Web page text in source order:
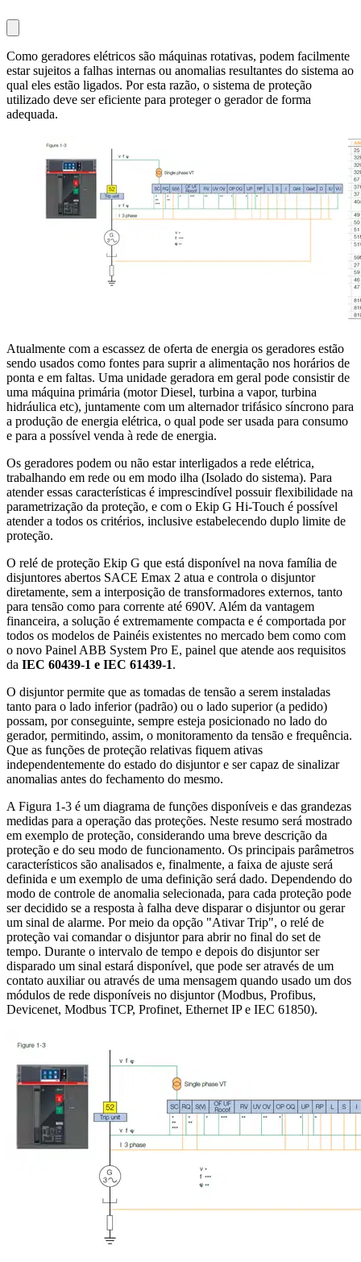
Como geradores elétricos são máquinas rotativas, podem facilmente
estar sujeitos a falhas internas ou anomalias resultantes do sistema ao
qual eles estão ligados. Por esta razão, o sistema de proteção
utilizado deve ser eficiente para proteger o gerador de forma
adequada.
Atualmente com a escassez de oferta de energia os geradores estão
sendo usados como fontes para suprir a alimentação nos horários de
ponta e em faltas. Uma unidade geradora em geral pode consistir de
uma máquina primária (motor Diesel, turbina a vapor, turbina
hidráulica etc), juntamente com um alternador trifásico síncrono para
a produção de energia elétrica, o qual pode ser usada para consumo
e para a possível venda à rede de energia.
Os geradores podem ou não estar interligados a rede elétrica,
trabalhando em rede ou em modo ilha (Isolado do sistema). Para
atender essas características é imprescindível possuir flexibilidade na
parametrização da proteção, e com o Ekip G Hi-Touch é possível
atender a todos os critérios, inclusive estabelecendo duplo limite de
proteção.
O relé de proteção Ekip G que está disponível na nova família de
disjuntores abertos SACE Emax 2 atua e controla o disjuntor
diretamente, sem a interposição de transformadores externos, tanto
para tensão como para corrente até 690V. Além da vantagem
financeira, a solução é extremamente compacta e é comportada por
todos os modelos de Painéis existentes no mercado bem como com
o novo Painel ABB System Pro E, painel que atende aos requisitos
da IEC 60439-1 e IEC 61439-1.
O disjuntor permite que as tomadas de tensão a serem instaladas
tanto para o lado inferior (padrão) ou o lado superior (a pedido)
possam, por conseguinte, sempre esteja posicionado no lado do
gerador, permitindo, assim, o monitoramento da tensão e frequência.
Que as funções de proteção relativas fiquem ativas
independentemente do estado do disjuntor e ser capaz de sinalizar
anomalias antes do fechamento do mesmo.
A Figura 1-3 é um diagrama de funções disponíveis e das grandezas
medidas para a operação das proteções. Neste resumo será mostrado
em exemplo de proteção, considerando uma breve descrição da
proteção e do seu modo de funcionamento. Os principais parâmetros
característicos são analisados e, finalmente, a faixa de ajuste será
definida e um exemplo de uma definição será dado. Dependendo do
modo de controle de anomalia selecionada, para cada proteção pode
ser decidido se a resposta à falha deve disparar o disjuntor ou gerar
um sinal de alarme. Por meio da opção "Ativar Trip", o relé de
proteção vai comandar o disjuntor para abrir no final do set de
tempo. Durante o intervalo de tempo e depois do disjuntor ser
disparado um sinal estará disponível, que pode ser através de um
contato auxiliar ou através de uma mensagem quando usado um dos
módulos de rede disponíveis no disjuntor (Modbus, Profibus,
Devicenet, Modbus TCP, Profinet, Ethernet IP e IEC 61850).